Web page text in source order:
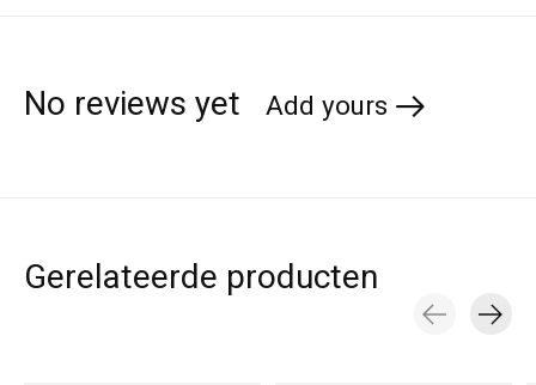
No reviews yet Add yours
Gerelateerde producten